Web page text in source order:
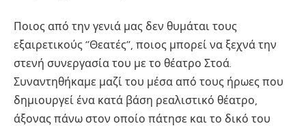
Ποιος από την γενιά μας δεν θυμάται τους
εξαιρετικούς ‘’Θεατές’’, ποιος μπορεί να ξεχνά την
στενή συνεργασία του με το θέατρο Στοά.
Συναντηθήκαμε μαζί του μέσα από τους ήρωες που
δημιουργεί ένα κατά βάση ρεαλιστικό θέατρο,
άξονας πάνω στον οποίο πάτησε και το δικό του